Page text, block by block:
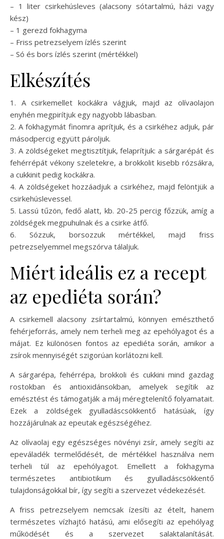
– 1 liter csirkehúsleves (alacsony sótartalmú, házi vagy
kész)
– 1 gerezd fokhagyma
– Friss petrezselyem ízlés szerint
– Só és bors ízlés szerint (mértékkel)
Elkészítés
1. A csirkemellet kockákra vágjuk, majd az olívaolajon
enyhén megpirítjuk egy nagyobb lábasban.
2. A fokhagymát finomra aprítjuk, és a csirkéhez adjuk, pár
másodpercig együtt pároljuk.
3. A zöldségeket megtisztítjuk, felaprítjuk: a sárgarépát és
fehérrépát vékony szeletekre, a brokkolit kisebb rózsákra,
a cukkinit pedig kockákra.
4. A zöldségeket hozzáadjuk a csirkéhez, majd felöntjük a
csirkehúslevessel.
5. Lassú tűzön, fedő alatt, kb. 20-25 percig főzzük, amíg a
zöldségek megpuhulnak és a csirke átfő.
6. Sózzuk, borsozzuk mértékkel, majd friss
petrezselyemmel megszórva tálaljuk.
Miért ideális ez a recept
az epediéta során?
A csirkemell alacsony zsírtartalmú, könnyen emészthető
fehérjeforrás, amely nem terheli meg az epehólyagot és a
májat. Ez különösen fontos az epediéta során, amikor a
zsírok mennyiségét szigorúan korlátozni kell.
A sárgarépa, fehérrépa, brokkoli és cukkini mind gazdag
rostokban és antioxidánsokban, amelyek segítik az
emésztést és támogatják a máj méregtelenítő folyamatait.
Ezek a zöldségek gyulladáscsökkentő hatásúak, így
hozzájárulnak az epeutak egészségéhez.
Az olívaolaj egy egészséges növényi zsír, amely segíti az
epeváladék termelődését, de mértékkel használva nem
terheli túl az epehólyagot. Emellett a fokhagyma
természetes antibiotikum és gyulladáscsökkentő
tulajdonságokkal bír, így segíti a szervezet védekezését.
A friss petrezselyem nemcsak ízesíti az ételt, hanem
természetes vízhajtó hatású, ami elősegíti az epehólyag
működését és a szervezet salaktalanítását.